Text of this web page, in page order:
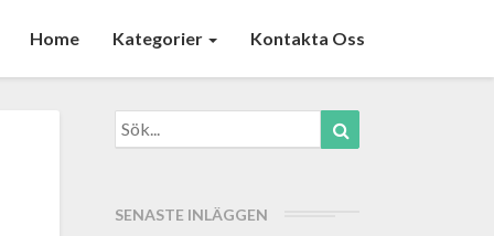
Home Kategorier Kontakta Oss
Search
for:
SENASTE INLÄGGEN